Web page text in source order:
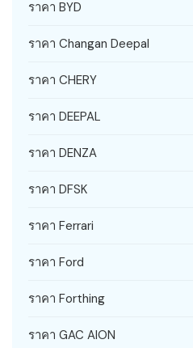
ราคา BYD
ราคา Changan Deepal
ราคา CHERY
ราคา DEEPAL
ราคา DENZA
ราคา DFSK
ราคา Ferrari
ราคา Ford
ราคา Forthing
ราคา GAC AION